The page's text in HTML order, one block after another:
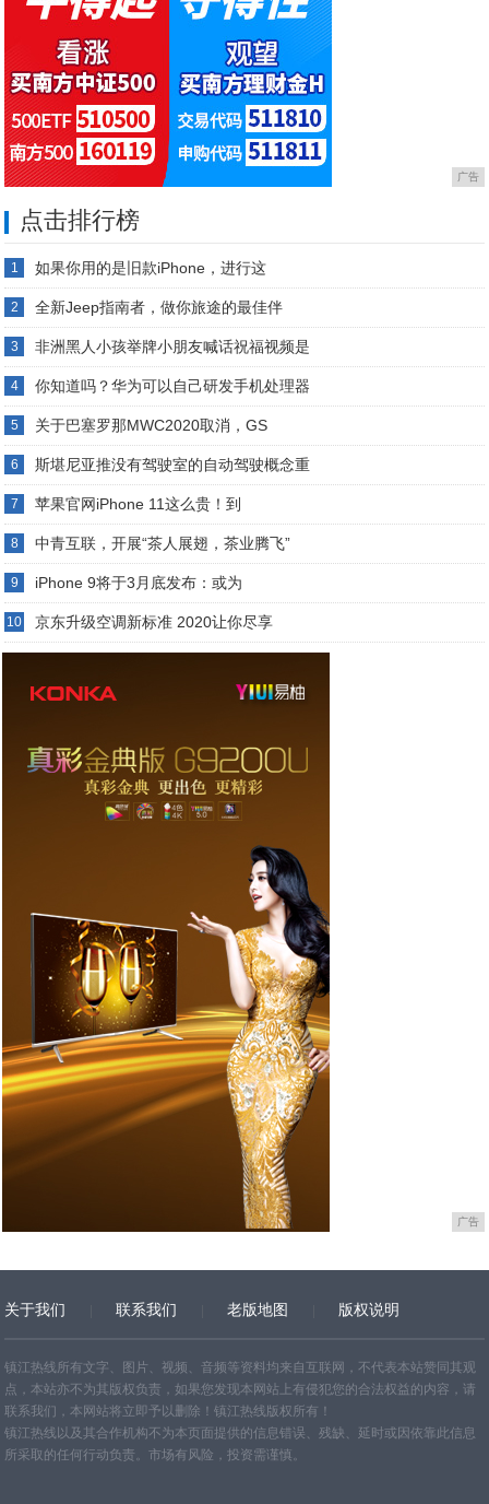
广告
点击排行榜
1 如果你用的是旧款iPhone，进行这
2 全新Jeep指南者，做你旅途的最佳伴
3 非洲黑人小孩举牌小朋友喊话祝福视频是
4 你知道吗？华为可以自己研发手机处理器
5 关于巴塞罗那MWC2020取消，GS
6 斯堪尼亚推没有驾驶室的自动驾驶概念重
7 苹果官网iPhone 11这么贵！到
8 中青互联，开展“茶人展翅，茶业腾飞”
9 iPhone 9将于3月底发布：或为
10 京东升级空调新标准 2020让你尽享
广告
关于我们 联系我们 老版地图 版权说明
网站地图
镇江热线所有文字、图片、视频、音频等资料均来自互联网，不代表本站赞同其观
点，本站亦不为其版权负责，如果您发现本网站上有侵犯您的合法权益的内容，请
联系我们，本网站将立即予以删除！镇江热线版权所有！
镇江热线以及其合作机构不为本页面提供的信息错误、残缺、延时或因依靠此信息
所采取的任何行动负责。市场有风险，投资需谨慎。